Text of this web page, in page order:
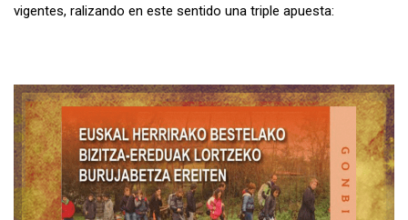
vigentes, ralizando en este sentido una triple apuesta: